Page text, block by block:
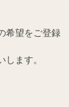
希望をご登録
ます。